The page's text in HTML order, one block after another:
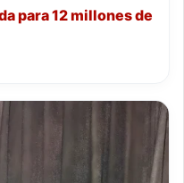
para 12 millones de